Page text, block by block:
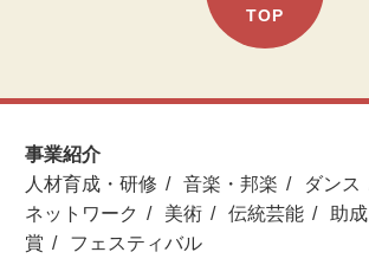
TOP
事業紹介
人材育成・研修
音楽・邦楽 ダンス
ネットワーク
美術 伝統芸能 助成
賞
フェスティバル